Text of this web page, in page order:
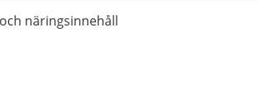
näringsinnehåll